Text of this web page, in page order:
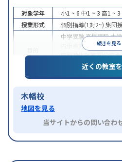
続きを見る
対象学年 小1 ~ 6 中1 ~ 3 高1 ~ 3
授業形式
個別指導(1対2~) 集団
中学受験高校受験大
内申点対策
総合型選
校別特化対策国公立大
特徴
成績保証制度あり不登
能季節講習のみの受講
近くの教室
木幡校
地図を見る
当サイトからの問い合わ